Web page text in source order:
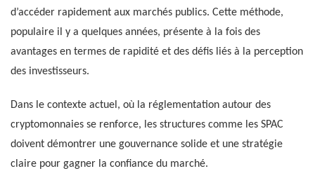
d’accéder rapidement aux marchés publics. Cette méthode,
populaire il y a quelques années, présente à la fois des
avantages en termes de rapidité et des défis liés à la perception
des investisseurs.
Dans le contexte actuel, où la réglementation autour des
cryptomonnaies se renforce, les structures comme les SPAC
doivent démontrer une gouvernance solide et une stratégie
claire pour gagner la confiance du marché.